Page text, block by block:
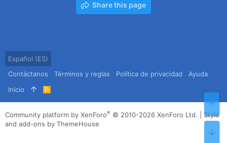
Share this page
Español (ES)
Contáctanos
Términos y reglas Política de privacidad
Ayuda
Inicio
R
S
Community platform by XenForo® © 2010-2026 XenForo Ltd.
Style
and add-ons by ThemeHouse